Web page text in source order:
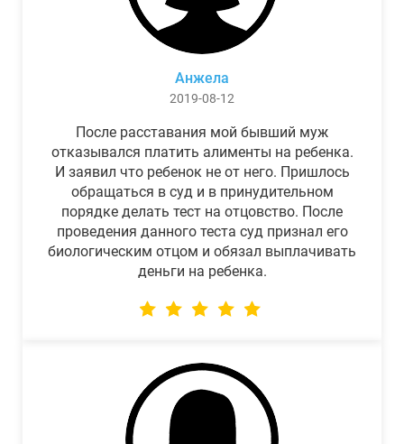
Анжела
2019-08-12
После расставания мой бывший муж
отказывался платить алименты на ребенка.
И заявил что ребенок не от него. Пришлось
обращаться в суд и в принудительном
порядке делать тест на отцовство. После
проведения данного теста суд признал его
биологическим отцом и обязал выплачивать
деньги на ребенка.